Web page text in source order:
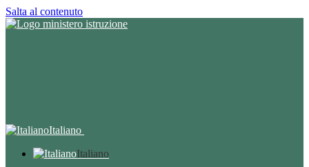
Salta al contenuto
Italiano
Italiano